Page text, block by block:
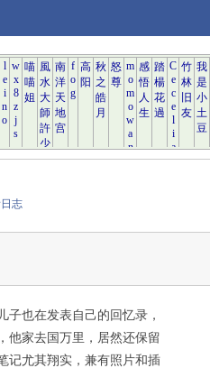
志
也在发表自己的回忆录，
他家去国万里，居然还保留
记尤其翔实，兼有照片和插